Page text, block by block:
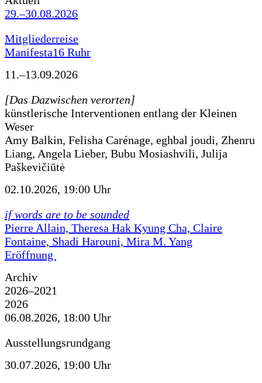
29.–30.08.2026
Mitgliederreise
Manifesta16 Ruhr
11.–13.09.2026
[Das Dazwischen verorten]
künstlerische Interventionen entlang der Kleinen
Weser
Amy Balkin, Felisha Carénage, eghbal joudi, Zhenru
Liang, Angela Lieber, Bubu Mosiashvili, Julija
Paškevičiūtė
02.10.2026, 19:00 Uhr
if words are to be sounded
Pierre Allain, Theresa Hak Kyung Cha, Claire
Fontaine, Shadi Harouni, Mira M. Yang
Eröffnung
Archiv
2026–2021
2026
06.08.2026, 18:00 Uhr
Ausstellungsrundgang
30.07.2026, 19:00 Uhr